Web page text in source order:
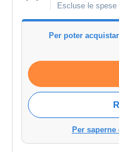
Escluse le
Per poter
Per